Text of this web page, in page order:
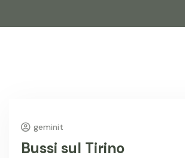
geminit
Bussi sul Tirino